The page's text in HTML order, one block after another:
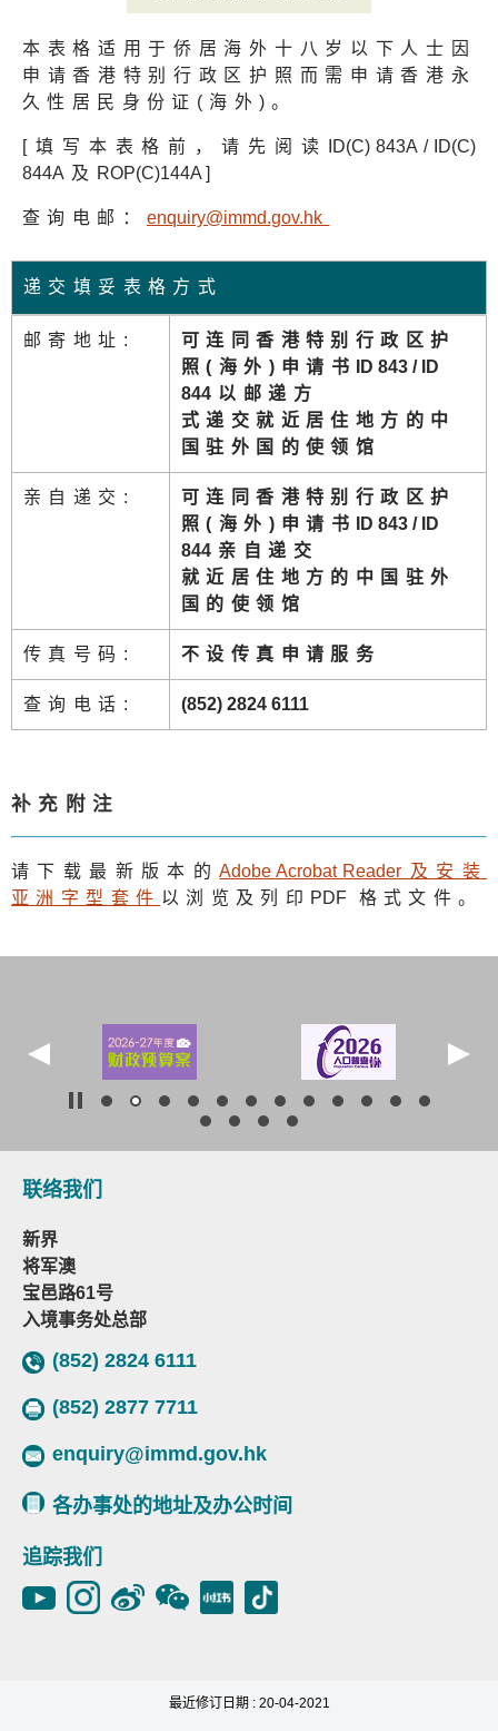
本表格适用于侨居海外十八岁以下人士因
申请香港特别行政区护照而需申请香港永
久性居民身份证(海外)。
[填写本表格前，请先阅读
ID(C) 843A / ID(C)
844A及 ROP(C)144A ]
查询电邮： enquiry@immd.gov.hk
递交填妥表格方式
邮寄地址:
可连同香港特别行政区护
照(海外)申请书
ID 843 / ID
844以邮递方
式递交就近居住地方的中
国驻外国的使领馆
亲自递交:
可连同香港特别行政区护
照(海外)申请书
ID 843 / ID
844亲自递交
就近居住地方的中国驻外
国的使领馆
传真号码: 不设传真申请服务
查询电话: (852) 2824 6111
补充附注
请下载最新版本的Adobe Acrobat Reader及安装
亚洲字型套件 以浏览及列印 PDF 格式文件。
联络我们
新界
将军澳
宝邑路61号
入境事务处总部
(852) 2824 6111
(852) 2877 7711
enquiry@immd.gov.hk
各办事处的地址及办公时间
追踪我们
最近修订日期 : 20-04-2021